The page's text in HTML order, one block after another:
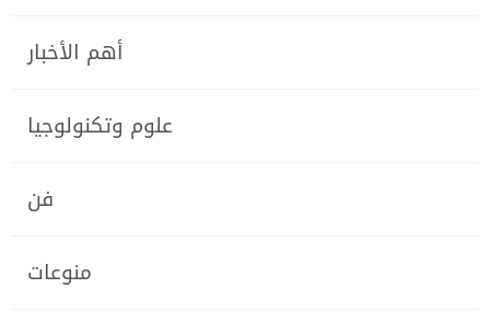
أهم الأخبار
علوم وتكنولوجيا
فن
منوعات